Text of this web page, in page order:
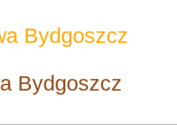
Bydgoszcz
Bydgoszcz